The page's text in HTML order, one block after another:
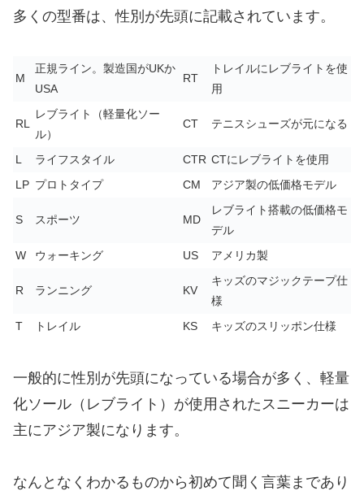
多くの型番は、性別が先頭に記載されています。
M
正規ライン。製造国がUKか
USA
RT
トレイルにレブライトを使
用
RL
レブライト（軽量化ソー
ル）
CT テニスシューズが元になる
L ライフスタイル CTR CTにレブライトを使用
LP プロトタイプ CM アジア製の低価格モデル
S スポーツ MD
レブライト搭載の低価格モ
デル
W
ウォーキング US アメリカ製
R ランニング KV
キッズのマジックテープ仕
様
T
トレイル KS キッズのスリッポン仕様
一般的に性別が先頭になっている場合が多く、軽量
化ソール（レブライト）が使用されたスニーカーは
主にアジア製になります。
なんとなくわかるものから初めて聞く言葉まであり